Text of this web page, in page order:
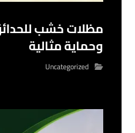
مظلات خشب
وحماية مثالية
Uncategorized